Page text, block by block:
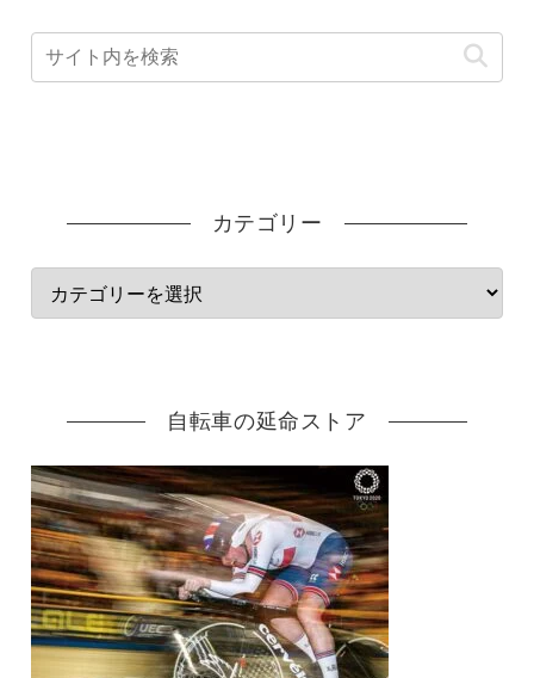
カテゴリー
自転車の延命ストア